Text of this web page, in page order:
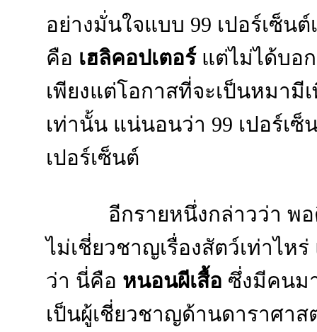
อย่างมั่นใจแบบ 99 เปอร์เซ็นต์
คือ เฮลิคอปเตอร์แต่ไม่ได้บอก
เพียงแต่โอกาสที่จะเป็นหมามี
เท่านั้น แน่นอนว่า 99 เปอร์เ
เปอร์เซ็นต์
อีกรายหนึ่งกล่าวว่า พ
ไม่เชี่ยวชาญเรื่องสัตว์เท่าไห
ว่า นี่คือ หนอนผีเสื้อ ซึ่งมีคนม
เป็นผู้เชี่ยวชาญด้านดาราศาส